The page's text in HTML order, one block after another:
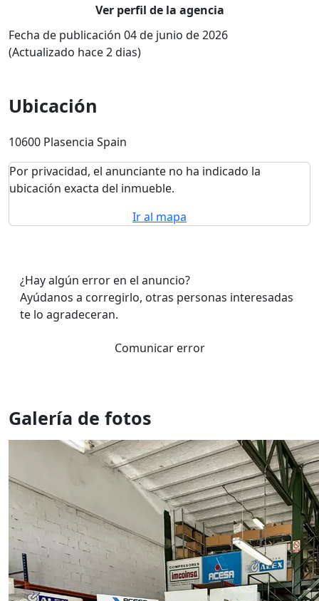
Ver perfil de la agencia
Fecha de publicación 04 de junio de 2026
(Actualizado hace 2 dias)
Ubicación
10600 Plasencia Spain
Por privacidad, el anunciante no ha indicado la
ubicación exacta del inmueble.
Ir al mapa
¿Hay algún error en el anuncio?
Ayúdanos a corregirlo, otras personas interesadas
te lo agradeceran.
Comunicar error
Galería de fotos